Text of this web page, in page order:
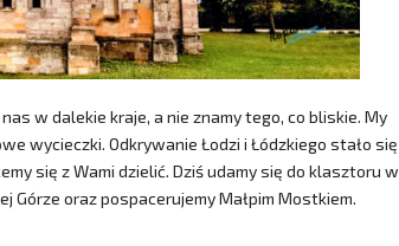
w dalekie kraje, a nie znamy tego, co bliskie. My
wycieczki. Odkrywanie Łodzi i Łódzkiego stało się
się z Wami dzielić. Dziś udamy się do klasztoru w
Górze oraz pospacerujemy Małpim Mostkiem.